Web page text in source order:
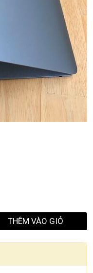
THÊM VÀO GIỎ